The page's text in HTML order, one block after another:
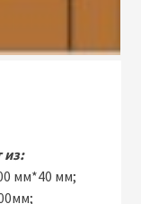
из:
мм*40 мм;